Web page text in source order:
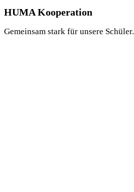
HUMA Kooperation
Gemeinsam stark für unsere Schüler.